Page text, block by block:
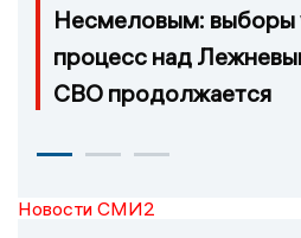
Несмеловым: выборы
процесс над
СВО продолжается
Новости СМИ2